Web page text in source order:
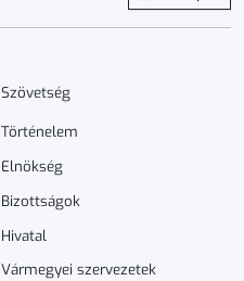
Szövetség
Történelem
Elnökség
Bizottságok
Hivatal
Vármegyei szervezetek